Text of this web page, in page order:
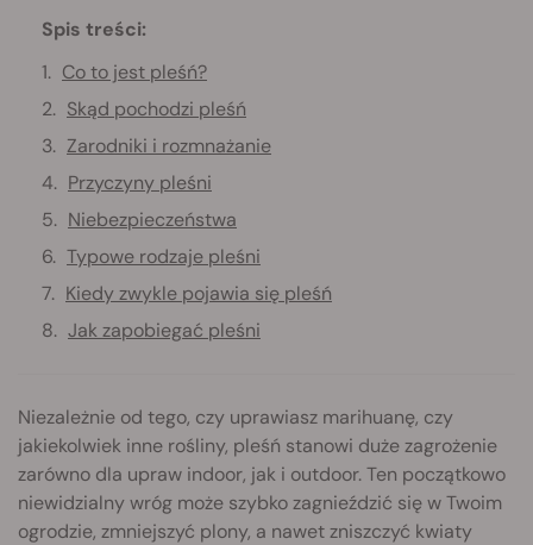
Spis treści:
Co to jest pleśń?
Skąd pochodzi pleśń
Zarodniki i rozmnażanie
Przyczyny pleśni
Niebezpieczeństwa
Typowe rodzaje pleśni
Kiedy zwykle pojawia się pleśń
Jak zapobiegać pleśni
Niezależnie od tego, czy uprawiasz marihuanę, czy
jakiekolwiek inne rośliny, pleśń stanowi duże zagrożenie
zarówno dla upraw indoor, jak i outdoor. Ten początkowo
niewidzialny wróg może szybko zagnieździć się w Twoim
ogrodzie, zmniejszyć plony, a nawet zniszczyć kwiaty